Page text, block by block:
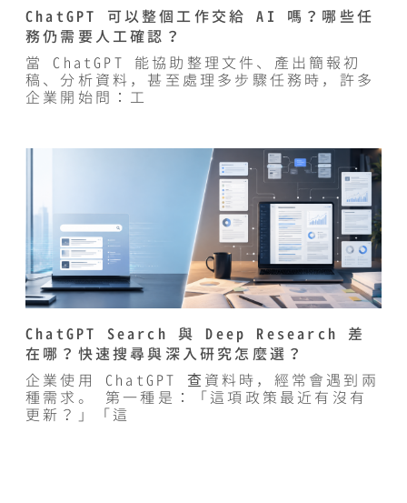
ChatGPT 可以整個工作交給 AI 嗎？哪些任
務仍需要人工確認？
當 ChatGPT 能協助整理文件、產出簡報初
稿、分析資料，甚至處理多步驟任務時，許多
企業開始問：工
ChatGPT Search 與 Deep Research 差
在哪？快速搜尋與深入研究怎麼選？
企業使用 ChatGPT 查資料時，經常會遇到兩
種需求。 第一種是：「這項政策最近有沒有
更新？」「這